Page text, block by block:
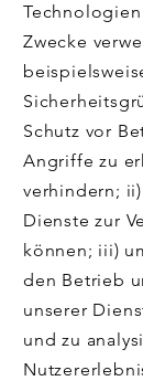
Zwecke
Schutz vor
Angriffe zu
verhindern;
Dienste zur
können; iii)
den Betrieb
unserer
und zu